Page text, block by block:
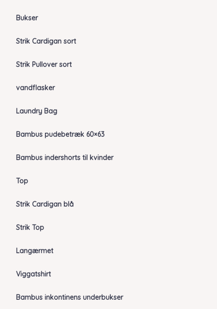
Bukser
Strik Cardigan sort
Strik Pullover sort
vandflasker
Laundry Bag
Bambus pudebetræk 60×63
Bambus indershorts til kvinder
Top
Strik Cardigan blå
Strik Top
Langærmet
Viggatshirt
Bambus inkontinens underbukser